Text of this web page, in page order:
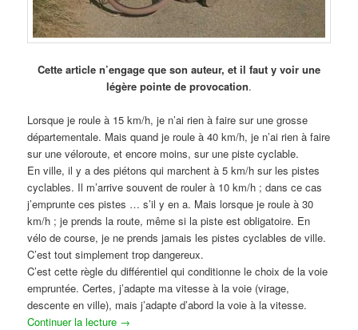
Cette article n’engage que son auteur, et il faut y voir une
légère pointe de provocation.
Lorsque je roule à 15 km/h, je n’ai rien à faire sur une grosse
départementale. Mais quand je roule à 40 km/h, je n’ai rien à faire
sur une véloroute, et encore moins, sur une piste cyclable.
En ville, il y a des piétons qui marchent à 5 km/h sur les pistes
cyclables. Il m’arrive souvent de rouler à 10 km/h ; dans ce cas
j’emprunte ces pistes … s’il y en a. Mais lorsque je roule à 30
km/h ; je prends la route, même si la piste est obligatoire. En
vélo de course, je ne prends jamais les pistes cyclables de ville.
C’est tout simplement trop dangereux.
C’est cette règle du différentiel qui conditionne le choix de la voie
empruntée. Certes, j’adapte ma vitesse à la voie (virage,
descente en ville), mais j’adapte d’abord la voie à la vitesse.
Continuer la lecture →